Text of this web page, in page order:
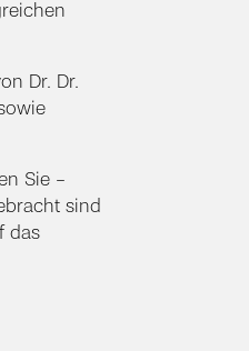
Dr. Dr.
Sie –
sind
das